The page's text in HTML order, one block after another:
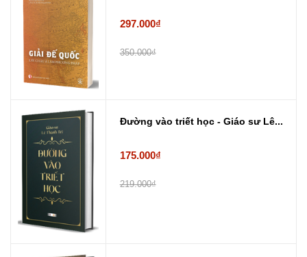
297.000₫
350.000₫
Đường vào triết học - Giáo sư Lê...
175.000₫
219.000₫